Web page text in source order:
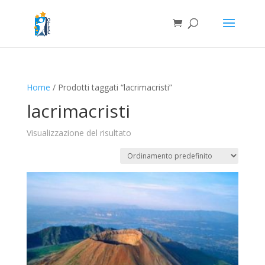
Home / Prodotti taggati “lacrimacristi”
lacrimacristi
Visualizzazione del risultato